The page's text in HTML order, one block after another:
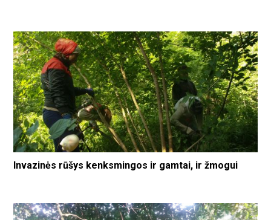
Invazinės rūšys kenksmingos ir gamtai, ir žmogui